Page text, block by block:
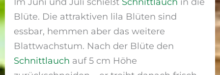
Blüte. Die attraktiven lila Blüten sind
essbar, hemmen aber das weitere
Blattwachstum. Nach der Blüte den
Schnittlauch auf 5 cm Höhe